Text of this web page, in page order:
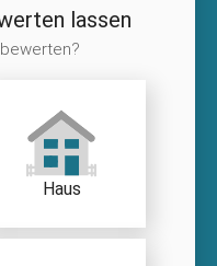
lassen
Haus